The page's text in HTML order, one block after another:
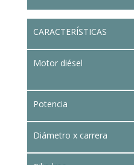
CARACTERÍSTICAS
Motor diésel
Potencia
Diámetro x carrera